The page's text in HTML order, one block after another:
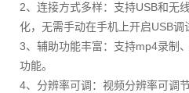
2、连接方式多样：支持USB和无
化，无需手动在手机上开启USB调
3、辅助功能丰富：支持mp4录制
功能。
4、分辨率可调：视频分辨率可调